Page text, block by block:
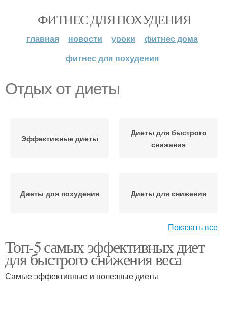
ФИТНЕС ДЛЯ ПОХУДЕНИЯ
главная новости уроки
фитнес дома
фитнес для похудения
Отдых от диеты
Эффективные диеты
Диеты для быстрого
снижения
Диеты для похудения Диеты для снижения
Популярные диеты Эффективная диета
Показать все
Топ-5 самых эффективных диет
для быстрого снижения веса
Самые эффективные и полезные диеты